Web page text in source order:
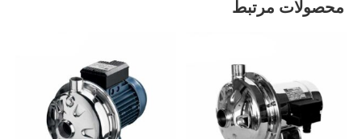
محصولات مرتبط